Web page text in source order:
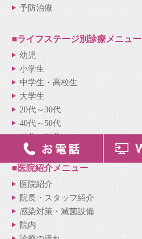
予防治療
■ライフステージ別診療メニュー
幼児
小学生
中学生・高校生
大学生
20代～30代
40代～50代
60代～70代
■医院紹介メニュー
医院紹介
院長・スタッフ紹介
感染対策・滅菌設備
院内